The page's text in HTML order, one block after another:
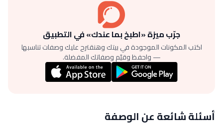
جرّب ميزة «اطبخ بما عندك» في التطبيق
اكتب المكونات الموجودة في بيتك وهنقترح عليك وصفات تناسبها
— واحفظ وقيّم وصفاتك المفضلة.
أسئلة شائعة عن الوصفة